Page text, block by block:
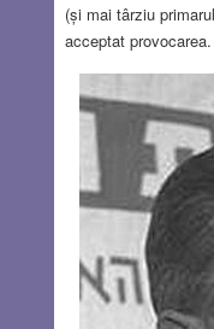
(și mai târziu
acceptat